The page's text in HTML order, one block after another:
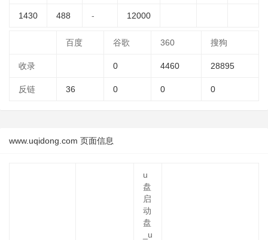
1430 488 - 12000
百度 谷歌 360 搜狗
收录 0 4460 28895
反链 36 0 0 0
www.uqidong.com 页面信息
u
盘
启
动
盘
_u